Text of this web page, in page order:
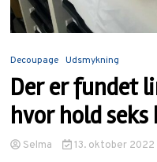
Decoupage Udsmykning
Der er fundet
hvor hold
Selma 13. oktober 2022